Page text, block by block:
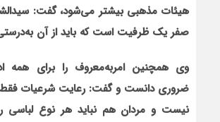
هیئات‌ مذهبی بیشتر می‌شود، گفت:
صفر یک ظرفیت است که باید از آن
وی هم‏چنین امربه‌معروف را برای همه
ضروری دانست و گفت: رعایت شرعیات
نیست و مردان هم نباید هر نوع لباسی